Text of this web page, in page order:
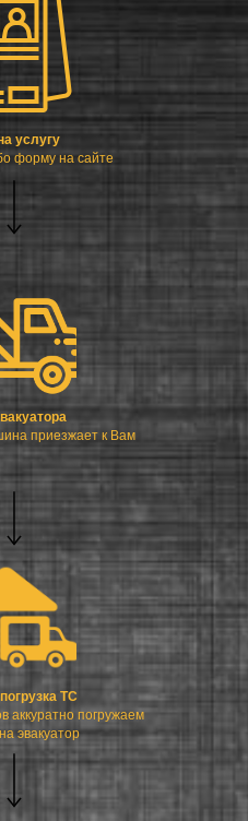
услугу
форму на сайте
ТС
аккуратно погружаем
эвакуатор
приезжает к Вам